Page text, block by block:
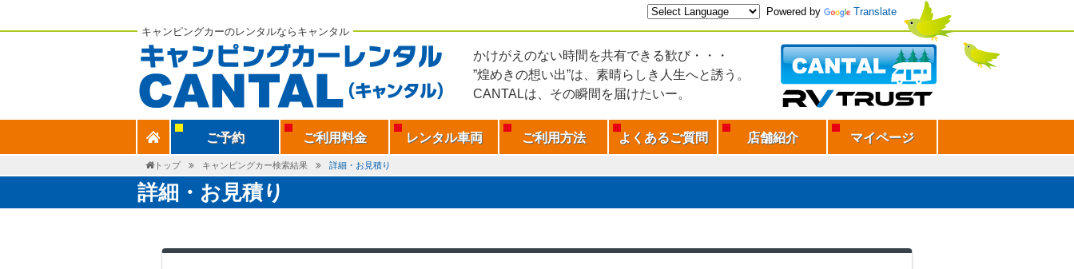
キャンピングカーのレンタルならキャンタル
かけがえのない時間を共有できる歓び・・・
”煌めきの想い出”は、素晴らしき人生へと誘う。
CANTALは、その瞬間を届けたいー。
Powered by Translate
ご予約 ご利用料金 レンタル車両 ご利用方法 よくあるご質問 店舗紹介 マイページ
トップ キャンピングカー検索結果 詳細・お見積り
詳細・お見積り